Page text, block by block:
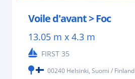
Voile d'avant > Foc
13.05 m x 4.3 m
FIRST 35
00240 Helsinki, Suomi / Finland